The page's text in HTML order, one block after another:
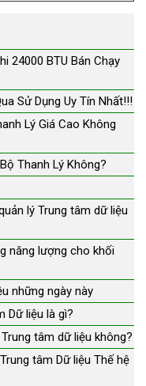
24000 BTU Bán Chạy
Sử Dụng Uy Tín Nhất!!!
Lý Giá Cao Không
Thanh Lý Không?
lý Trung tâm dữ liệu
năng lượng cho khối
những ngày này
Dữ liệu là gì?
tâm dữ liệu không?
tâm Dữ liệu Thế hệ